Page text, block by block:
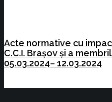
Acte normative cu
C.C.I. Brașov și a
05.03.2024– 12.03.2024